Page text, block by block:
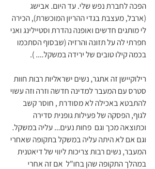
הפכה לחברת נפש שלי. עד היום. אבישג
(ארבל, מעצבת בגדי ההריון המוכשרת), הכירה
לי מותגים חדשים ואופנה נהדרת וסטיילינג ואני
חפרתי לה על תזונה והרזיה (שבסוף הסתכמו
בכמה קילו טובים של ירידה במשקל.... ).
רילוקיישן זה אתגר, נשים ישראליות רבות חוות
סטרס עם המעבר למדינה חדשה וזרה וזה עשוי
להתבטא באכילה לא מסודרת , חוסר קשב
לגוף, הפסקה של פעילות גופנית סדירה
וכתוצאה מכך וגם  פחות נעים... עליה במשקל.
וגם אם לא היתה עליה במשקל בתקופה שאחרי
המעבר, נשים רבות צריכות ליווי של דיאטנית
במהלך התקופה שהן בחו"ל  אם זה אחרי